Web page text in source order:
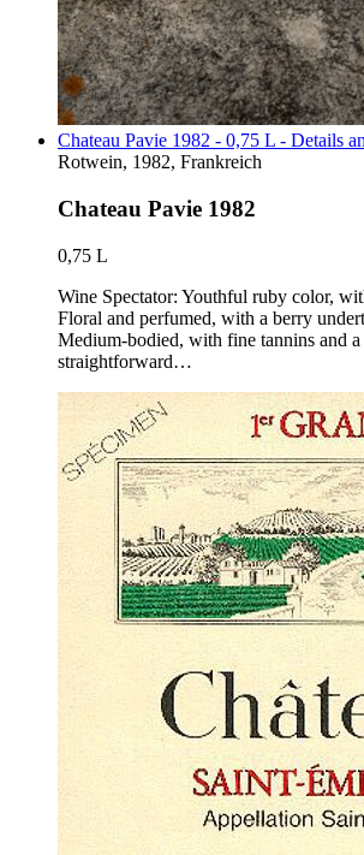
Chateau Pavie 1982 - 0,75 L - Details
Rotwein, 1982, Frankreich
Chateau Pavie 1982
0,75 L
Wine Spectator: Youthful ruby color,
Floral and perfumed, with a berry
Medium-bodied, with fine tannins and a
straightforward…